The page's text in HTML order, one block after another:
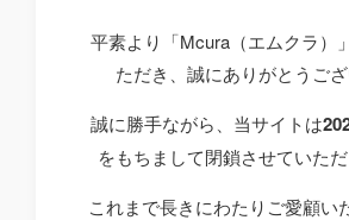
平素より「Mcura（エムクラ）
ただき、誠にありがとうござ
誠に勝手ながら、当サイトは
をもちまして閉鎖させていただ
これまで長きにわたりご愛顧い